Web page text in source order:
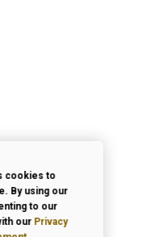
cookies to
By using our
to our
our Privacy